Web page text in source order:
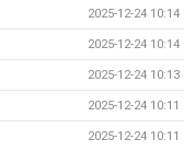
2025-12-24 10:14
2025-12-24 10:14
2025-12-24 10:13
2025-12-24 10:11
2025-12-24 10:11